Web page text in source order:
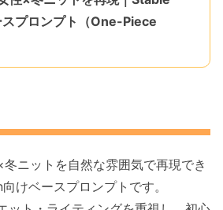
プロンプト（One-Piece
ニットを自然な雰囲気で再現でき
けベースプロンプトです。